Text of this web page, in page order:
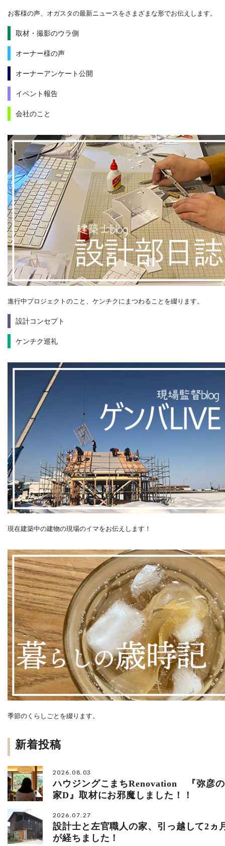
お客様の声、オガスタの最新ニュースをさまざまな形でお伝えします。
取材・撮影のウラ側
オーナー様の声
オーナーアンケート公開
イベント報告
会社のこと
進行中プロジェクトのこと、ケンチクにまつわることを綴ります。
設計コンセプト
ケンチク巡礼
現在建築中の建物の現場のイマをお伝えします！
季節のくらしごとを綴ります。
新着投稿
2026.08.03
ハウジングこまちRenovation 『弥彦の
家D』取材にお邪魔しました！！
2026.07.27
設計士と左官職人の家、引っ越して2ヵ
が経ちました！